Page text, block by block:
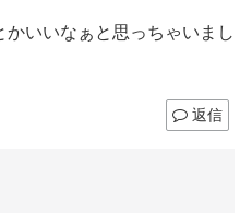
いいなぁと思っちゃいまし
返信